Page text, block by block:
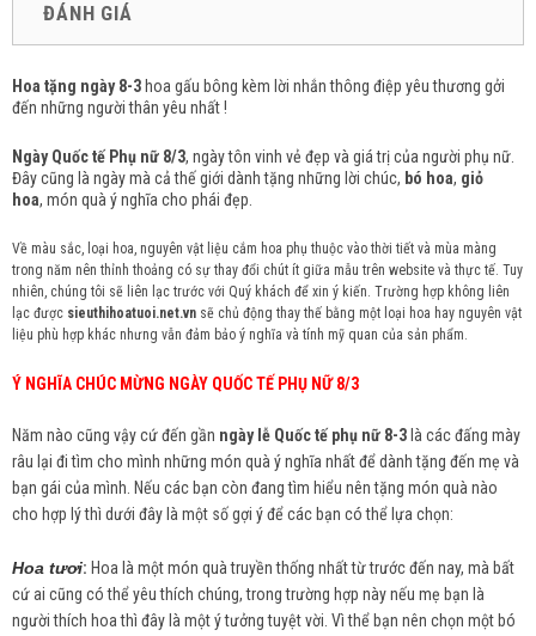
ĐÁNH GIÁ
Hoa tặng ngày 8-3 hoa gấu bông kèm lời nhắn thông điệp yêu thương gởi
đến những người thân yêu nhất !
Ngày Quốc tế Phụ nữ 8/3, ngày tôn vinh vẻ đẹp và giá trị của người phụ nữ.
Đây cũng là ngày mà cả thế giới dành tặng những lời chúc, bó hoa, giỏ
hoa, món quà ý nghĩa cho phái đẹp.
Về màu sắc, loại hoa, nguyên vật liệu cắm hoa phụ thuộc vào thời tiết và mùa màng
trong năm nên thỉnh thoảng có sự thay đổi chút ít giữa mẫu trên website và thực tế. Tuy
nhiên, chúng tôi sẽ liên lạc trước với Quý khách để xin ý kiến. Trường hợp không liên
lạc được sieuthihoatuoi.net.vn sẽ chủ động thay thế bằng một loại hoa hay nguyên vật
liệu phù hợp khác nhưng vẫn đảm bảo ý nghĩa và tính mỹ quan của sản phẩm.
Ý NGHĨA CHÚC MỪNG NGÀY QUỐC TẾ PHỤ NỮ 8/3
Năm nào cũng vậy cứ đến gần ngày lễ Quốc tế phụ nữ 8-3 là các đấng mày
râu lại đi tìm cho mình những món quà ý nghĩa nhất để dành tặng đến mẹ và
bạn gái của mình. Nếu các bạn còn đang tìm hiểu nên tặng món quà nào
cho hợp lý thì dưới đây là một số gợi ý để các bạn có thể lựa chọn:
Hoa tươi: Hoa là một món quà truyền thống nhất từ trước đến nay, mà bất
cứ ai cũng có thể yêu thích chúng, trong trường hợp này nếu mẹ bạn là
người thích hoa thì đây là một ý tưởng tuyệt vời. Vì thể bạn nên chọn một bó